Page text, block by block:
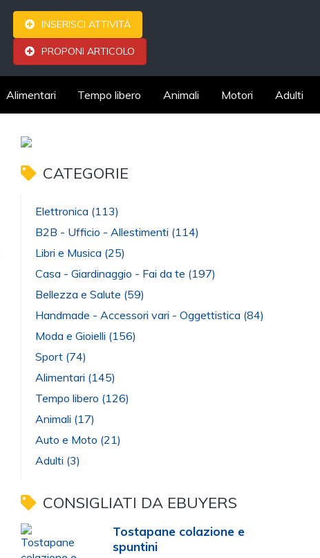
INSERISCI ATTIVITÀ
PROPONI ARTICOLO
Alimentari Tempo libero Animali Motori Adulti
CATEGORIE
Elettronica (113)
B2B - Ufficio - Allestimenti (114)
Libri e Musica (25)
Casa - Giardinaggio - Fai da te (197)
Bellezza e Salute (59)
Handmade - Accessori vari - Oggettistica (84)
Moda e Gioielli (156)
Sport (74)
Alimentari (145)
Tempo libero (126)
Animali (17)
Auto e Moto (21)
Adulti (3)
CONSIGLIATI DA EBUYERS
Tostapane colazione e
spuntini